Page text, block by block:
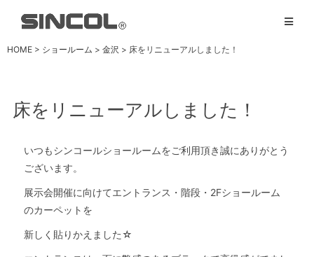
HOME > ショールーム > 金沢 > 床をリニューアルしました！
床をリニューアルしました！
いつもシンコールショールームをご利用頂き誠にありがとう
ございます。
展示会開催に向けてエントランス・階段・2Fショールーム
のカーペットを
新しく貼りかえました☆